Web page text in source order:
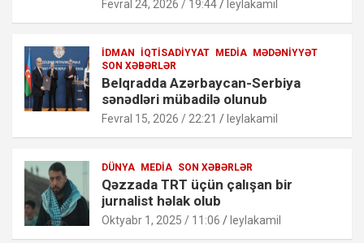
Fevral 24, 2026 / 19:44 leylakamil
İDMAN İQTISADIYYAT MEDIA MƏDƏNIYYƏT
SON XƏBƏRLƏR
Belqradda Azərbaycan-Serbiya
sənədləri mübadilə olunub
Fevral 15, 2026 / 22:21 leylakamil
DÜNYA MEDIA SON XƏBƏRLƏR
Qəzzada TRT üçün çalışan bir
jurnalist həlak olub
Oktyabr 1, 2025 / 11:06 leylakamil